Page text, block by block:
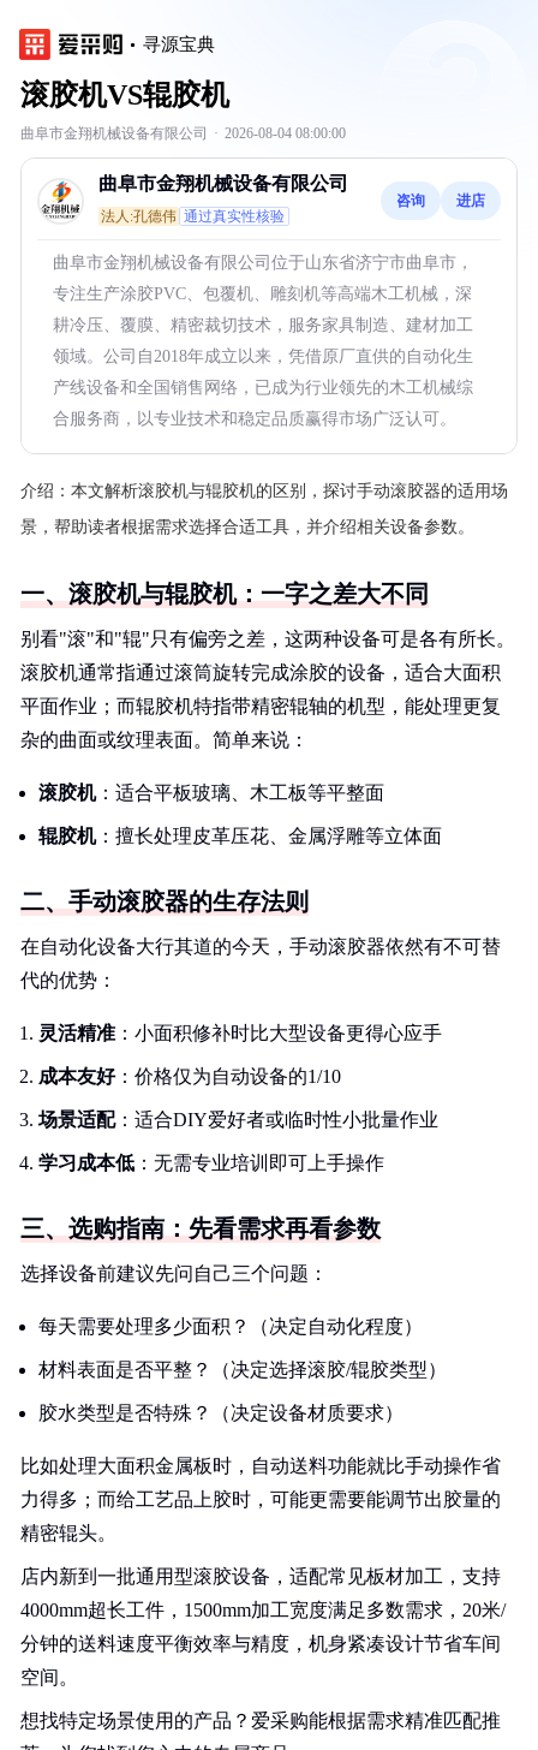
寻源宝典
滚胶机VS辊胶机
曲阜市金翔机械设备有限公司 · 2026-08-04 08:00:00
曲阜市金翔机械设备有限公司
法人:孔德伟 通过真实性核验
咨询 进店
曲阜市金翔机械设备有限公司位于山东省济宁市曲阜市，
专注生产涂胶PVC、包覆机、雕刻机等高端木工机械，深
耕冷压、覆膜、精密裁切技术，服务家具制造、建材加工
领域。公司自2018年成立以来，凭借原厂直供的自动化生
产线设备和全国销售网络，已成为行业领先的木工机械综
合服务商，以专业技术和稳定品质赢得市场广泛认可。
介绍： 本文解析滚胶机与辊胶机的区别，探讨手动滚胶器的适用场
景，帮助读者根据需求选择合适工具，并介绍相关设备参数。
一、滚胶机与辊胶机：一字之差大不同
别看"滚"和"辊"只有偏旁之差，这两种设备可是各有所长。
滚胶机通常指通过滚筒旋转完成涂胶的设备，适合大面积
平面作业；而辊胶机特指带精密辊轴的机型，能处理更复
杂的曲面或纹理表面。简单来说：
滚胶机：适合平板玻璃、木工板等平整面
辊胶机：擅长处理皮革压花、金属浮雕等立体面
二、手动滚胶器的生存法则
在自动化设备大行其道的今天，手动滚胶器依然有不可替
代的优势：
灵活精准 ：小面积修补时比大型设备更得心应手
成本友好：价格仅为自动设备的1/10
场景适配：适合DIY爱好者或临时性小批量作业
学习成本低 ：无需专业培训即可上手操作
三、选购指南：先看需求再看参数
选择设备前建议先问自己三个问题：
每天需要处理多少面积？（决定自动化程度）
材料表面是否平整？（决定选择滚胶/辊胶类型）
胶水类型是否特殊？（决定设备材质要求）
比如处理大面积金属板时，自动送料功能就比手动操作省
力得多；而给工艺品上胶时，可能更需要能调节出胶量的
精密辊头。
店内新到一批通用型滚胶设备，适配常见板材加工，支持
4000mm超长工件，1500mm加工宽度满足多数需求，20米/
分钟的送料速度平衡效率与精度，机身紧凑设计节省车间
空间。
想找特定场景使用的产品？爱采购能根据需求精准匹配推